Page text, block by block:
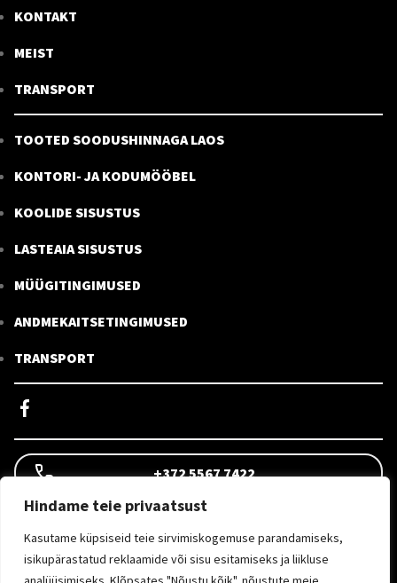
Hindame teie privaatsust
Kasutame küpsiseid teie sirvimiskogemuse parandamiseks,
isikupärastatud reklaamide või sisu esitamiseks ja liikluse
+372 5567 7422
INFO@KEMOOBEL.EE
KONTAKT
MEIST
TRANSPORT
TOOTED SOODUSHINNAGA LAOS
KONTORI- JA KODUMÖÖBEL
KOOLIDE SISUSTUS
LASTEAIA SISUSTUS
MÜÜGITINGIMUSED
ANDMEKAITSETINGIMUSED
TRANSPORT